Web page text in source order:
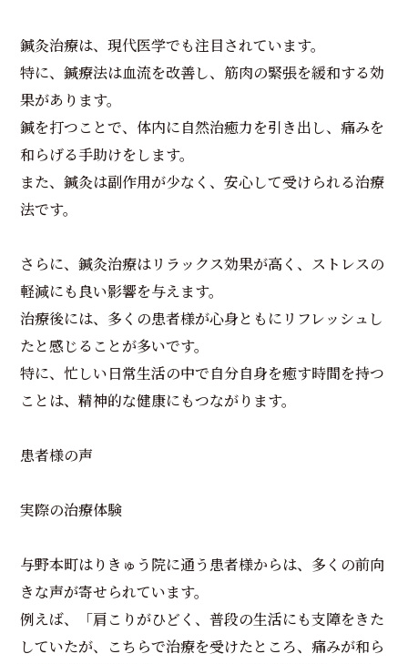
鍼灸治療は、現代医学でも注目されています。
特に、鍼療法は血流を改善し、筋肉の緊張を緩和する効
果があります。
鍼を打つことで、体内に自然治癒力を引き出し、痛みを
和らげる手助けをします。
また、鍼灸は副作用が少なく、安心して受けられる治療
法です。
さらに、鍼灸治療はリラックス効果が高く、ストレスの
軽減にも良い影響を与えます。
治療後には、多くの患者様が心身ともにリフレッシュし
たと感じることが多いです。
特に、忙しい日常生活の中で自分自身を癒す時間を持つ
ことは、精神的な健康にもつながります。
患者様の声
実際の治療体験
与野本町はりきゅう院に通う患者様からは、多くの前向
きな声が寄せられています。
例えば、「肩こりがひどく、普段の生活にも支障をきた
していたが、こちらで治療を受けたところ、痛みが和ら